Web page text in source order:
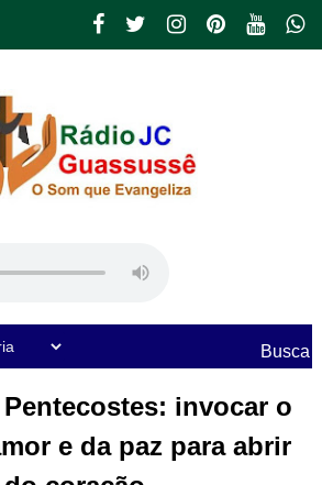
Busca
Pentecostes: invocar o
e da paz para abrir